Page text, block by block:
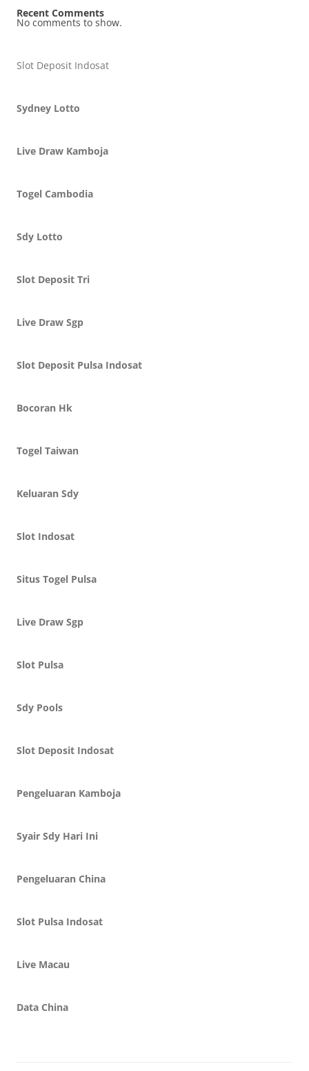
Recent Comments
No comments to show.
Slot Deposit Indosat
Sydney Lotto
Live Draw Kamboja
Togel Cambodia
Sdy Lotto
Slot Deposit Tri
Live Draw Sgp
Slot Deposit Pulsa Indosat
Bocoran Hk
Togel Taiwan
Keluaran Sdy
Slot Indosat
Situs Togel Pulsa
Live Draw Sgp
Slot Pulsa
Sdy Pools
Slot Deposit Indosat
Pengeluaran Kamboja
Syair Sdy Hari Ini
Pengeluaran China
Slot Pulsa Indosat
Live Macau
Data China